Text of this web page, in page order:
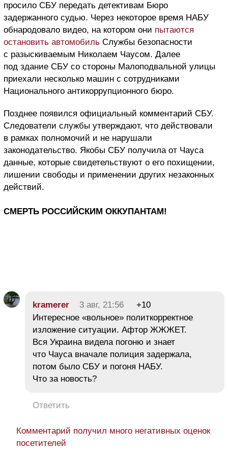
просило СБУ передать детективам Бюро
задержанного судью. Через некоторое время НАБУ
обнародовало видео, на котором они пытаются
остановить автомобиль Службы безопасности
с разыскиваемым Николаем Чаусом. Далее
под здание СБУ со стороны Малоподвальной улицы
приехали несколько машин с сотрудниками
Национального антикоррупционного бюро.
Позднее появился официальный комментарий СБУ.
Следователи службы утверждают, что действовали
в рамках полномочий и не нарушали
законодательство. Якобы СБУ получила от Чауса
данные, которые свидетельствуют о его похищении,
лишении свободы и применении других незаконных
действий.
СМЕРТЬ РОССИЙСКИМ ОККУПАНТАМ!
kramerer 3 авг, 21:56
+10
Интересное «вольное» политкорректное
изложение ситуации. Афтор ЖЖЖЕТ.
Вся Украина видела погоню и знает
что Чауса вначале полиция задержала,
потом было СБУ и погоня НАБУ.
Что за новость?
Ответить
Комментарий получил много негативных оценок
посетителей